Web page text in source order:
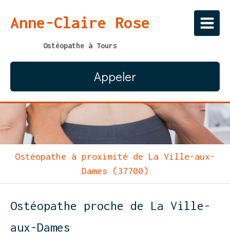
Anne-Claire Rose
Ostéopathe à Tours
Appeler
Ostéopathe à proximité de La Ville-aux-
Dames (37700)
Ostéopathe proche de La Ville-
aux-Dames